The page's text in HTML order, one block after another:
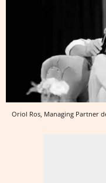
Oriol Ros, Managing Partner